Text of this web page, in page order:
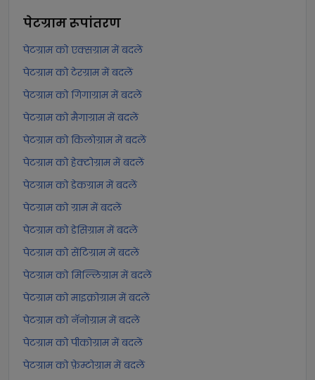
पेटग्रामरूपांतरण
पेटग्राम को एक्सग्राम में बदलें
पेटग्राम को टेरग्राम में बदलें
पेटग्राम को गिगाग्राम में बदलें
पेटग्राम को मैगाग्राम में बदलें
पेटग्राम को किलोग्राम में बदलें
पेटग्राम को हेक्टोग्राम में बदलें
पेटग्राम को डेकग्राम में बदलें
पेटग्राम को ग्राम में बदलें
पेटग्राम को डेसिग्राम में बदलें
पेटग्राम को सेंटिग्राम में बदलें
पेटग्राम को मिल्लिग्राम में बदलें
पेटग्राम को माइक्रोग्राम में बदलें
पेटग्राम को नॅनोग्राम में बदलें
पेटग्राम को पीकोग्राम में बदलें
पेटग्राम को फ़ेम्टोग्राम में बदलें